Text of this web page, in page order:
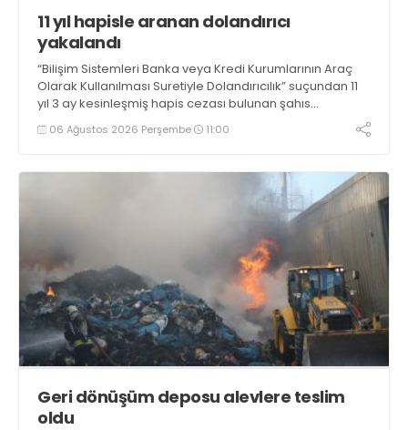
11 yıl hapisle aranan dolandırıcı
yakalandı
“Bilişim Sistemleri Banka veya Kredi Kurumlarının Araç
Olarak Kullanılması Suretiyle Dolandırıcılık” suçundan 11
yıl 3 ay kesinleşmiş hapis cezası bulunan şahıs
yakalandı
06 Ağustos 2026 Perşembe 11:00
Geri dönüşüm deposu alevlere teslim
oldu